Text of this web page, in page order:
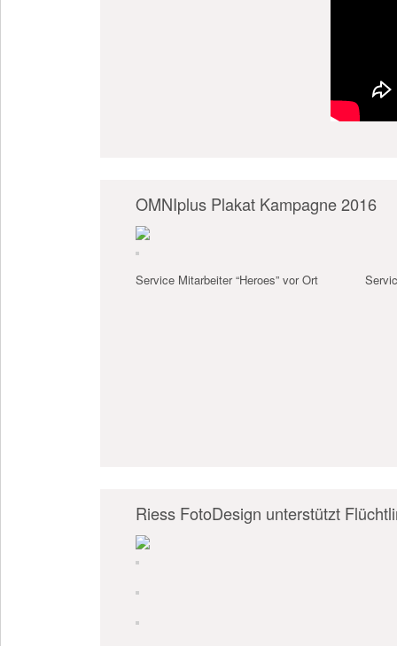
OMNIplus Plakat Kampagne 2016
Service Mitarbeiter “Heroes” vor Ort
Riess FotoDesign unterstützt